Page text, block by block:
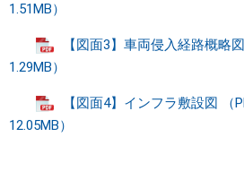
1.51MB）
【図面3】車両侵入経路概略図
1.29MB）
【図面4】インフラ敷設図 （
12.05MB）